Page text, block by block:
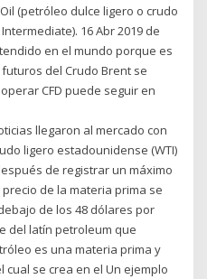
(petróleo dulce ligero o crudo
16 Abr 2019 de
en el mundo porque es
del Crudo Brent se
CFD puede seguir en
llegaron al mercado con
ligero estadounidense (WTI)
de registrar un máximo
de la materia prima se
de los 48 dólares por
del latín petroleum que
es una materia prima y
se crea en el Un ejemplo